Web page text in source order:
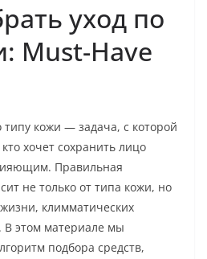
уход по
Must-Have
типу кожи — задача, с которой
хочет сохранить лицо
Правильная
не только от типа кожи, но
климматических
В этом материале мы
подбора средств,